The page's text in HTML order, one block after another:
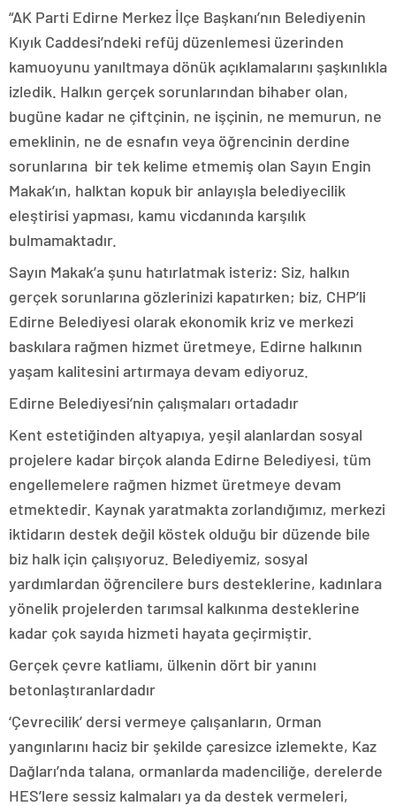
“AK Parti Edirne Merkez İlçe Başkanı’nın Belediyenin
Kıyık Caddesi’ndeki refüj düzenlemesi üzerinden
kamuoyunu yanıltmaya dönük açıklamalarını şaşkınlıkla
izledik. Halkın gerçek sorunlarından bihaber olan,
bugüne kadar ne çiftçinin, ne işçinin, ne memurun, ne
emeklinin, ne de esnafın veya öğrencinin derdine
sorunlarına bir tek kelime etmemiş olan Sayın Engin
Makak’ın, halktan kopuk bir anlayışla belediyecilik
eleştirisi yapması, kamu vicdanında karşılık
bulmamaktadır.
Sayın Makak’a şunu hatırlatmak isteriz: Siz, halkın
gerçek sorunlarına gözlerinizi kapatırken; biz, CHP’li
Edirne Belediyesi olarak ekonomik kriz ve merkezi
baskılara rağmen hizmet üretmeye, Edirne halkının
yaşam kalitesini artırmaya devam ediyoruz.
Edirne Belediyesi’nin çalışmaları ortadadır
Kent estetiğinden altyapıya, yeşil alanlardan sosyal
projelere kadar birçok alanda Edirne Belediyesi, tüm
engellemelere rağmen hizmet üretmeye devam
etmektedir. Kaynak yaratmakta zorlandığımız, merkezi
iktidarın destek değil köstek olduğu bir düzende bile
biz halk için çalışıyoruz. Belediyemiz, sosyal
yardımlardan öğrencilere burs desteklerine, kadınlara
yönelik projelerden tarımsal kalkınma desteklerine
kadar çok sayıda hizmeti hayata geçirmiştir.
Gerçek çevre katliamı, ülkenin dört bir yanını
betonlaştıranlardadır
‘Çevrecilik’ dersi vermeye çalışanların, Orman
yangınlarını haciz bir şekilde çaresizce izlemekte, Kaz
Dağları’nda talana, ormanlarda madenciliğe, derelerde
HES’lere sessiz kalmaları ya da destek vermeleri,